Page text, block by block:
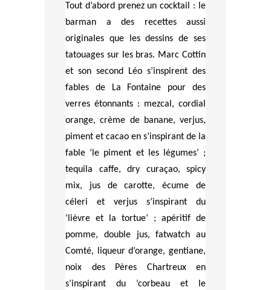
Tout d’abord prenez un cocktail : le
barman a des recettes aussi
originales que les dessins de ses
tatouages sur les bras. Marc Cottin
et son second Léo s’inspirent des
fables de La Fontaine pour des
verres étonnants : mezcal, cordial
orange, crème de banane, verjus,
piment et cacao en s’inspirant de la
fable ‘le piment et les légumes’ ;
tequila caffe, dry curaçao, spicy
mix, jus de carotte, écume de
céleri et verjus s’inspirant du
‘lièvre et la tortue’ ; apéritif de
pomme, double jus, fatwatch au
Comté, liqueur d’orange, gentiane,
noix des Pères Chartreux en
s’inspirant du ‘corbeau et le